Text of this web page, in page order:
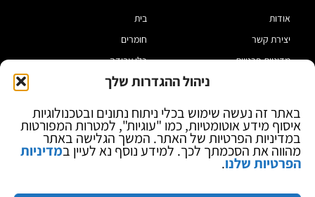
ניהול ההגדרות שלך
באתר זה נעשה שימוש בכלי ניתוח נתונים ובטכנולוגיות
איסוף מידע אוטומטיות, כמו "עוגיות", למטרות המפורטות
במדיניות הפרטיות של האתר. המשך הגלישה באתר
מהווה את הסכמתך לכך. למידע נוסף נא לעיין במדיניות
הפרטיות שלנו.
אודות
יצירת קשר
מדיניות פרטיות
בלוג
בית
חומרים
כלי עבודה
מוצרי הלחמה
ספקי כח ומודדים
ציוד אופטי להגדלה